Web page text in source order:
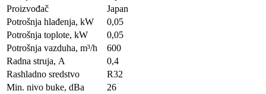
Proizvođač
Japan
Potrošnja hlađenja, kW
0,05
Potrošnja toplote, kW
0,05
Potrošnja vazduha, m³/h
600
Radna struja, А
0,4
Rashladno sredstvo
R32
Min. nivo buke, dBa
26